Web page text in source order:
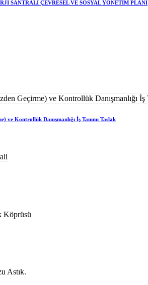
SANTRALİ ÇEVRESEL VE SOSYAL YÖNETİM PLANI
ve Kontrollük Danışmanlığı İş Tanımı Taslak